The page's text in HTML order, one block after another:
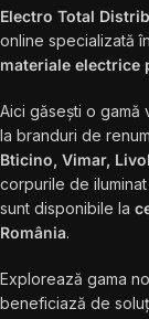
Electro Total
online specializată în
materiale electrice
Aici găsești o
la branduri de
Bticino, Vimar,
corpurile de iluminat
sunt disponibile la
România.
Explorează gama
beneficiază de